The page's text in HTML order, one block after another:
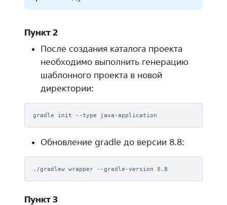
Пункт 2
После создания каталога проекта
необходимо выполнить генерацию
шаблонного проекта в новой
директории:
gradle init --type
Обновление gradle до версии 8.8:
./gradlew wrapper --gradle-version 8
Пункт 3